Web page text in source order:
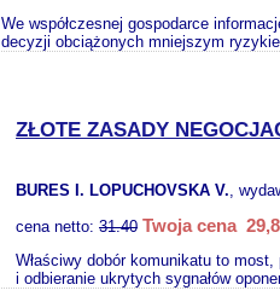
We współczesnej gospodarce
decyzji obciążonych mniejszym
ZŁOTE ZASADY
BURES I. LOPUCHOVSKA V.,
cena netto: 31.40 Twoja cena
Właściwy dobór komunikatu to
i odbieranie ukrytych sygnałów